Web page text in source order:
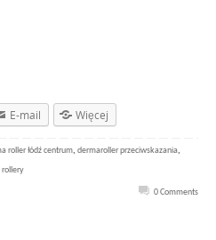
E-mail Więcej
roller łódź centrum,dermaroller przeciwskazania,
rollery
0 Comments